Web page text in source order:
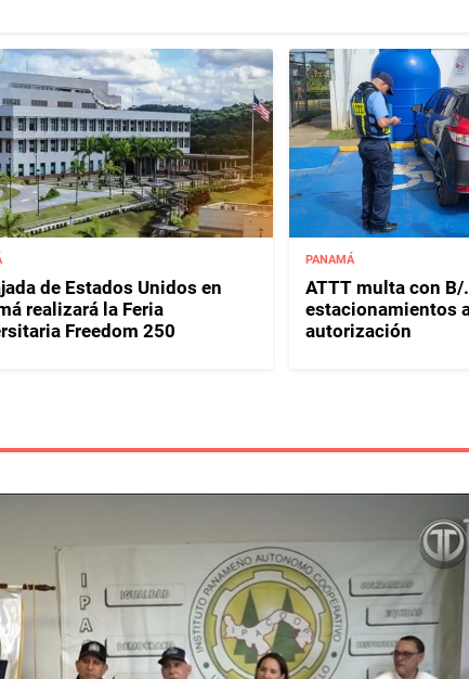
de Estados Unidos en
realizará la Feria
Freedom 250
PANAMÁ
ATTT multa con
estacionamientos
autorización